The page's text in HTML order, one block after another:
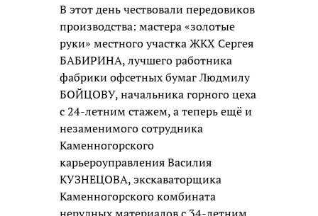
В этот день чествовали передовиков
производства: мастера «золотые
руки» местного участка ЖКХ Сергея
БАБИРИНА, лучшего работника
фабрики офсетных бумаг Людмилу
БОЙЦОВУ, начальника горного цеха
с 24-летним стажем, а теперь ещё и
незаменимого сотрудника
Каменногорского
карьероуправления Василия
КУЗНЕЦОВА, экскаваторщика
Каменногорского комбината
нерудных материалов с 34-летним